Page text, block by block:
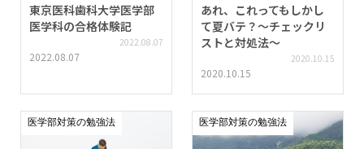
東京医科歯科大学医学部
医学科の合格体験記
2022.08.07
2022.08.07
あれ、これってもしかし
て夏バテ？～チェックリ
ストと対処法～
2020.10.15
2020.10.15
医学部対策の勉強法 医学部対策の勉強法